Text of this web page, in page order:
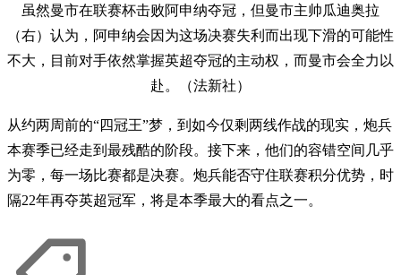
虽然曼市在联赛杯击败阿申纳夺冠，但曼市主帅瓜迪奥拉
（右）认为，阿申纳会因为这场决赛失利而出现下滑的可能性
不大，目前对手依然掌握英超夺冠的主动权，而曼市会全力以
赴。（法新社）
从约两周前的“四冠王”梦，到如今仅剩两线作战的现实，炮兵
本赛季已经走到最残酷的阶段。接下来，他们的容错空间几乎
为零，每一场比赛都是决赛。炮兵能否守住联赛积分优势，时
隔22年再夺英超冠军，将是本季最大的看点之一。